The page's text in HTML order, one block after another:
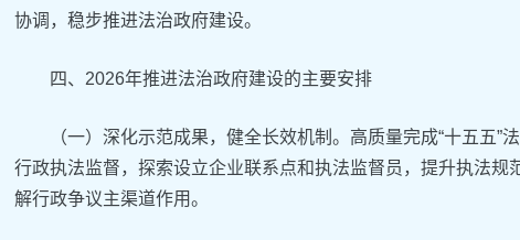
协调，稳步推进法治政府建设。‌
‌四、2026年推进法治政府建设的主要安排‌
（一）‌深化示范成果，健全长效机制。高质量完成“十五五
行政执法监督，探索设立企业联系点和执法监督员，提升执法规
解行政争议主渠道作用。